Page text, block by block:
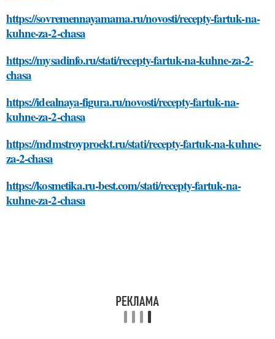
https://sovremennayamama.ru/novosti/recepty-fartuk-na-
kuhne-za-2-chasa
https://mysadinfo.ru/stati/recepty-fartuk-na-kuhne-za-2-
chasa
https://idealnaya-figura.ru/novosti/recepty-fartuk-na-
kuhne-za-2-chasa
https://mdmstroyproekt.ru/stati/recepty-fartuk-na-kuhne-
za-2-chasa
https://kosmetika.ru-best.com/stati/recepty-fartuk-na-
kuhne-za-2-chasa